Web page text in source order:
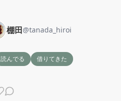
棚田@tanada_hiroi
読んでる 借りてきた